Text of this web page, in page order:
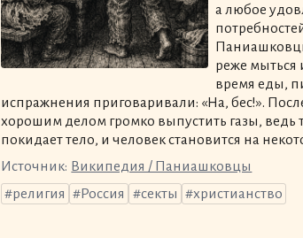
а любое
реже мыться
время еды,
испражнения приговаривали: «На, бес!».
хорошим делом громко выпустить газы, ведь
покидает тело, и человек становится на
Источник: Википедия / Паниашковцы
религия
Россия секты христианство